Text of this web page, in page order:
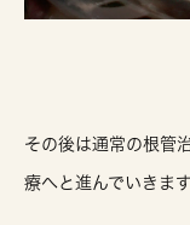
その後は通常の根管
療へと進んでいきます